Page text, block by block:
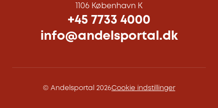
1106 København K
+45 7733 4000
info@andelsportal.dk
© Andelsportal 2026Cookie indstillinger